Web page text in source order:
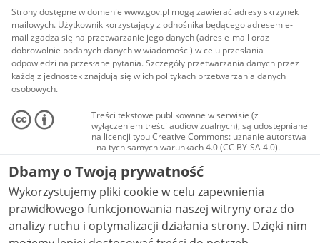
Strony dostępne w domenie www.gov.pl mogą zawierać adresy skrzynek
mailowych. Użytkownik korzystający z odnośnika będącego adresem e-
mail zgadza się na przetwarzanie jego danych (adres e-mail oraz
dobrowolnie podanych danych w wiadomości) w celu przesłania
odpowiedzi na przesłane pytania. Szczegóły przetwarzania danych przez
każdą z jednostek znajdują się w ich politykach przetwarzania danych
osobowych.
Treści tekstowe publikowane w serwisie (z
wyłączeniem treści audiowizualnych), są udostępniane
na licencji typu Creative Commons: uznanie autorstwa
- na tych samych warunkach 4.0 (CC BY-SA 4.0).
Materiały audiowizualne, w tym zdjęcia, materiały
audio i wideo, są udostępniane na licencji typu
Creative Commons: uznanie autorstwa użycie
niekomercyjne - bez utworów zależnych 4.0 (CC BY-
NC-ND 4.0), o ile nie jest to stwierdzone inaczej.
Dbamy o Twoją prywatność
Wykorzystujemy pliki cookie w celu zapewnienia
prawidłowego funkcjonowania naszej witryny oraz do
analizy ruchu i optymalizacji działania strony. Dzięki nim